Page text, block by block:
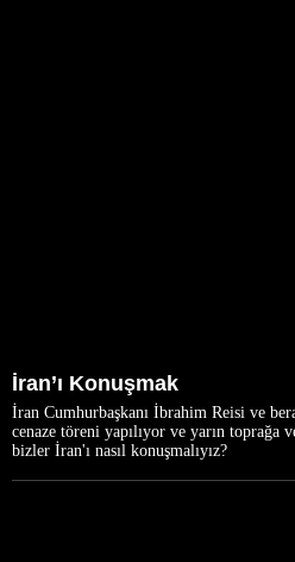
İran’ı Konuşmak
İran Cumhurbaşkanı İbrahim Reisi ve
cenaze töreni yapılıyor ve yarın toprağa
bizler İran'ı nasıl konuşmalıyız?